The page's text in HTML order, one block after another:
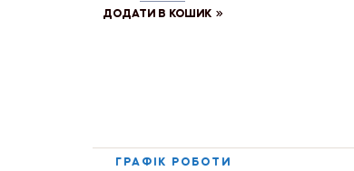
ДОДАТИ В КОШИК
ГРАФІК РОБОТИ